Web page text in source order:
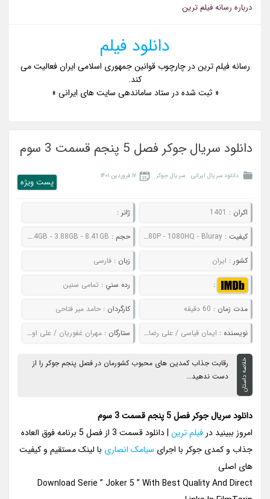
درباره رسانه فيلم ترين
دانلود فیلم
رسانه فیلم ترین در چارچوب قوانین جمهوری اسلامی ایران فعالیت می
کند.
« ثبت شده در ستاد ساماندهی سایت های ایرانی »
دانلود سریال جوکر فصل 5 پنجم قسمت 3 سوم
دانلود سریال ایرانی سریال جوکر ۱۷ فروردین ۱۴۰۱
پست ويژه
اکران : 1401 ژانر :
کيفيت :480P - 720P - 1080P - 1080HQ - Bluray حجم : 581MB - 1GB - 2.4GB - 3.88GB - 8.41GB
کشور : ایران زبان : فارسی
: رده سني : تمامی سنین
مدت زمان : 60 دقیقه کارگردان : حامد میر فتاحی
نويسنده : ایمان قیاسی / علی رضا زاده / عمادالدین کریمیان / مهرداد نعیمی / مریم آقایی / فاطمه خوش خلق ستارگان : مهران غفوریان / علی اوجی / امیرحسین صدیق / حامد آهنگی
خلاصه داستان
رقابت جذاب کمدین های محبوب کشورمان در فصل پنجم جوکر را از
دست ندهید...
دانلود سریال جوکر فصل 5 پنجم قسمت 3 سوم
امروز ببینید درفیلم ترین
| دانلود قسمت 3 از فصل 5 برنامه فوق العاده
جذاب و کمدی جوکر با اجرای سیامک انصاری با لینک مستقیم و کیفیت
های اصلی
Download Serie ” Joker 5 ” With Best Quality And Direct